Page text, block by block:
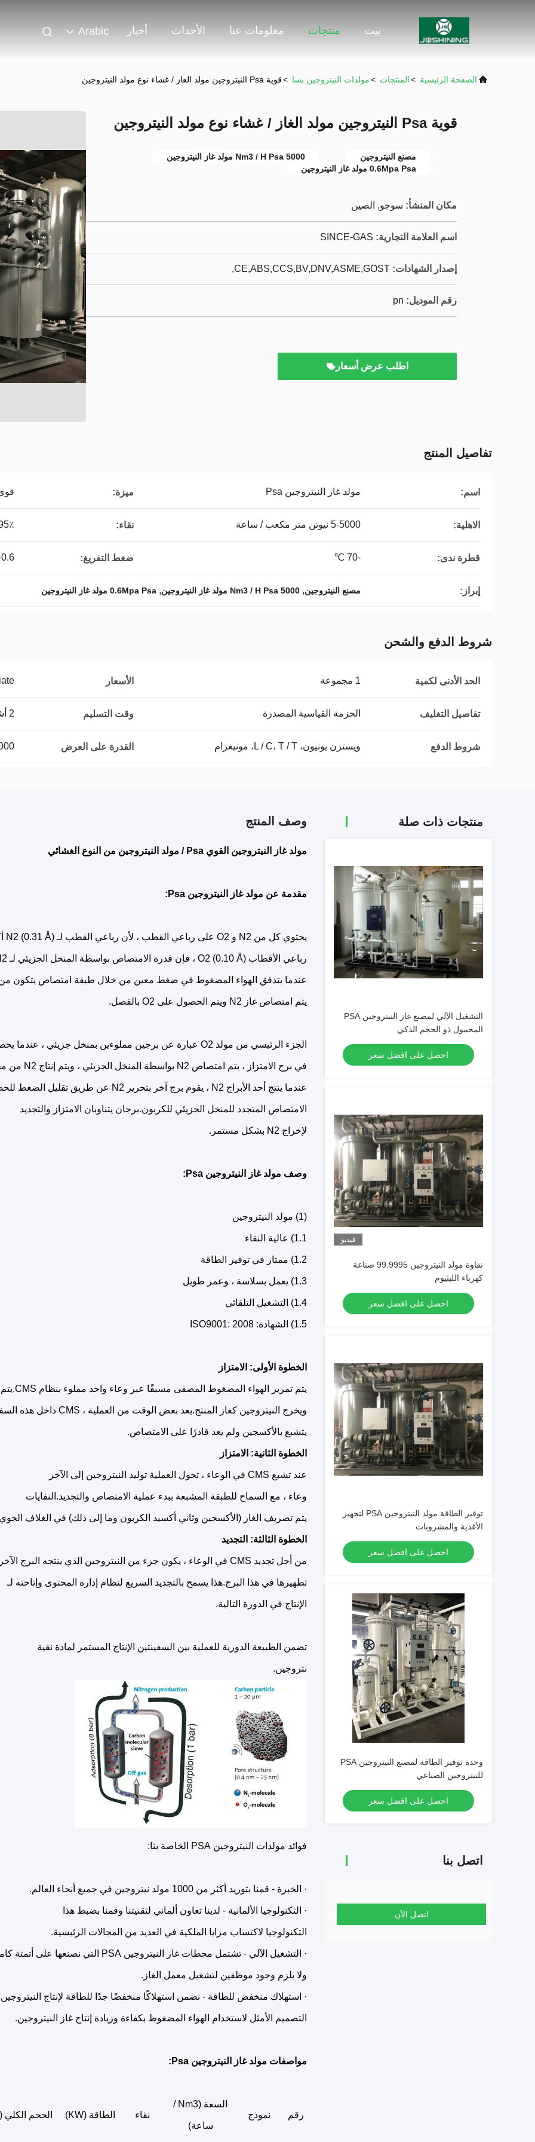
بيت منتجات معلومات عنا الأحداث أخبار Arabic
الصفحة الرئيسية >المنتجات >مولدات النيتروجين بسا >قوية Psa النيتروجين مولد الغاز / غشاء نوع مولد النيتروجين
قوية Psa النيتروجين مولد الغاز / غشاء نوع مولد النيتروجين
مصنع النيتروجين
5000 Nm3 / H Psa مولد غاز النيتروجين
0.6Mpa Psa مولد غاز النيتروجين
مكان المنشأ: سوجو, الصين
اسم العلامة التجارية: SINCE-GAS
إصدار الشهادات: CE,ABS,CCS,BV,DNV,ASME,GOST,
رقم الموديل: pn
اطلب عرض أسعار
تفاصيل المنتج
اسم: مولد غاز النيتروجين Psa ميزة:
الاهلية: 5-5000 نيوتن متر مكعب / ساعة نقاء: 95٪ -
قطرة ندى: -70 ℃ ضغط التفريغ: 0.3-0.6
إبراز: مصنع النيتروجين, 5000 Nm3 / H Psa مولد غاز النيتروجين , 0.6Mpa Psa مولد غاز النيتروجين
شروط الدفع والشحن
الحد الأدنى لكمية 1 مجموعة الأسعار
تفاصيل التغليف الحزمة القياسية المصدرة وقت التسليم 2 أشهر بعد تلقي دفعة أولى
شروط الدفع ويسترن يونيون، L / C، T / T، مونيغرام القدرة على العرض 1000
منتجات ذات صلة
التشغيل الآلي لمصنع غاز النيتروجين PSA
المحمول ذو الحجم الذكي
احصل على افضل سعر
فيديو
نقاوة مولد النيتروجين 99.9995 صناعة
كهرباء الليثيوم
احصل على افضل سعر
توفير الطاقة مولد النيتروجين PSA لتجهيز
الأغذية والمشروبات
احصل على افضل سعر
وحدة توفير الطاقة لمصنع النيتروجين PSA
للنيتروجين الصناعي
احصل على افضل سعر
اتصل بنا
اتصل الآن
وصف المنتج
مولد غاز النيتروجين القوي Psa / مولد النيتروجين من النوع الغشائي
مقدمة عن مولد غاز النيتروجين Psa:
يحتوي كل من N2 و O2 على رباعي القطب ، لأن رباعي القطب لـ N2 (0.31 Å) أكبر من
رباعي الأقطاب O2 (0.10 Å) ، فإن قدرة الامتصاص بواسطة المنخل الجزيئي لـ N2 أقوى من O2.
عندما يتدفق الهواء المضغوط في ضغط معين من خلال طبقة امتصاص يتكون
يتم امتصاص غاز N2 ويتم الحصول على O2 بالفصل.
الجزء الرئيسي من مولد O2 عبارة عن برجين مملوءين بمنخل جزيئي ، عندما يحصل الهواء المضغوط
في برج الامتزاز ، يتم امتصاص N2 بواسطة المنخل الجزيئي ، ويتم إنتاج N2 من محطة التصدير.
عندما ينتج أحد الأبراج N2 ، يقوم برج آخر بتحرير N2 عن طريق تقليل الضغط للحصول على
الامتصاص المتجدد للمنخل الجزيئي للكربون.برجان يتناوبان الامتزاز والتجديد
لإخراج N2 بشكل مستمر.
وصف مولد غاز النيتروجين Psa:
(1) مولد النيتروجين
1.1) عالية النقاء
1.2) ممتاز في توفير الطاقة
1.3) يعمل بسلاسة ، وعمر طويل
1.4) التشغيل التلقائي
1.5) الشهادة: ISO9001: 2008
الخطوة الأولى: الامتزاز
يتم تمرير الهواء المضغوط المصفى مسبقًا عبر وعاء واحد مملوء بنظام CMS.يتم امتصاص الأكسجين بواسطة CMS
ويخرج النيتروجين كغاز المنتج.بعد بعض الوقت من العملية ، CMS داخل هذه السفينة
يتشبع بالأكسجين ولم يعد قادرًا على الامتصاص.
الخطوة الثانية: الامتزاز
عند تشبع CMS في الوعاء ، تحول العملية توليد النيتروجين إلى الآخر
وعاء ، مع السماح للطبقة المشبعة ببدء عملية الامتصاص والتجديد.النفايات
يتم تصريف الغاز (الأكسجين وثاني أكسيد الكربون وما إلى ذلك) في الغلاف
الخطوة الثالثة: التجديد
من أجل تجديد CMS في الوعاء ، يكون جزء من النيتروجين الذي ينتجه البرج الآخر
تطهيرها في هذا البرج.هذا يسمح بالتجديد السريع لنظام إدارة المحتوى وإتاحته لـ
الإنتاج في الدورة التالية.
تضمن الطبيعة الدورية للعملية بين السفينتين الإنتاج المستمر لمادة نقية
نتروجين.
فوائد مولدات النيتروجين PSA الخاصة بنا:
· الخبرة - قمنا بتوريد أكثر من 1000 مولد نيتروجين في جميع أنحاء العالم.
· التكنولوجيا الألمانية - لدينا تعاون ألماني لتقنيتنا وقمنا بضبط هذا
التكنولوجيا لاكتساب مزايا الملكية في العديد من المجالات الرئيسية.
· التشغيل الآلي - تشتمل محطات غاز النيتروجين PSA التي نصنعها على أتمتة كاملة
ولا يلزم وجود موظفين لتشغيل معمل الغاز.
· استهلاك منخفض للطاقة - نضمن استهلاكًا منخفضًا جدًا للطاقة لإنتاج النيتروجين
التصميم الأمثل لاستخدام الهواء المضغوط بكفاءة وزيادة إنتاج غاز النيتروجين.
مواصفات مولد غاز النيتروجين Psa:
رقم نموذج
السعة (Nm3 /
ساعة)
نقاء الطاقة (KW) الحجم